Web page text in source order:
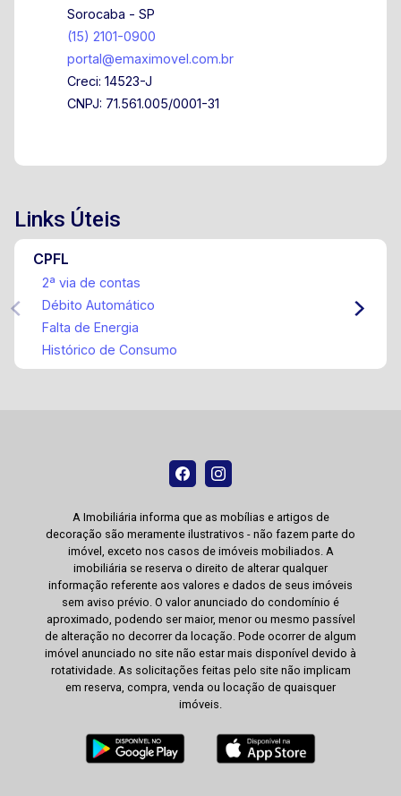
Sorocaba - SP
(15) 2101-0900
portal@emaximovel.com.br
Creci: 14523-J
CNPJ: 71.561.005/0001-31
Links Úteis
CPFL
2ª via de contas
Débito Automático
Falta de Energia
Histórico de Consumo
A Imobiliária informa que as mobílias e artigos de
decoração são meramente ilustrativos - não fazem parte do
imóvel, exceto nos casos de imóveis mobiliados. A
imobiliária se reserva o direito de alterar qualquer
informação referente aos valores e dados de seus imóveis
sem aviso prévio. O valor anunciado do condomínio é
aproximado, podendo ser maior, menor ou mesmo passível
de alteração no decorrer da locação. Pode ocorrer de algum
imóvel anunciado no site não estar mais disponível devido à
rotatividade. As solicitações feitas pelo site não implicam
em reserva, compra, venda ou locação de quaisquer
imóveis.